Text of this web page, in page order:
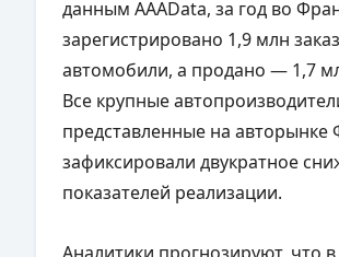
данным AAAData, за год во
зарегистрировано 1,9 млн
автомобили, а продано — 1,7
Все крупные
представленные на авторынке
зафиксировали двукратное
показателей реализации.